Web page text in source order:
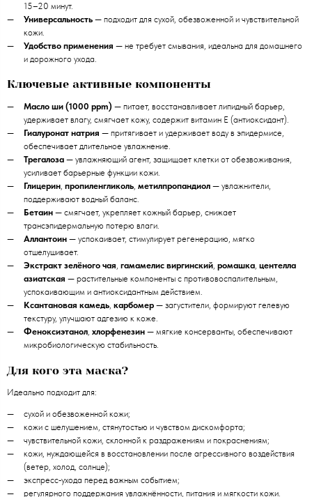
15–20 минут.
Универсальность — подходит для сухой, обезвоженной и чувствительной
кожи.
Удобство применения — не требует смывания, идеальна для домашнего
и дорожного ухода.
Ключевые активные компоненты
Масло ши (1000 ppm) — питает, восстанавливает липидный барьер,
удерживает влагу, смягчает кожу, содержит витамин E (антиоксидант).
Гиалуронат натрия — притягивает и удерживает воду в эпидермисе,
обеспечивает длительное увлажнение.
Трегалоза — увлажняющий агент, защищает клетки от обезвоживания,
усиливает барьерные функции кожи.
Глицерин, пропиленгликоль, метилпропандиол — увлажнители,
поддерживают водный баланс.
Бетаин — смягчает, укрепляет кожный барьер, снижает
трансэпидермальную потерю влаги.
Аллантоин — успокаивает, стимулирует регенерацию, мягко
отшелушивает.
Экстракт зелёного чая, гамамелис виргинский, ромашка, центелла
азиатская — растительные компоненты с противовоспалительным,
успокаивающим и антиоксидантным действием.
Ксантановая камедь, карбомер — загустители, формируют гелевую
текстуру, улучшают адгезию к коже.
Феноксиэтанол, хлорфенезин — мягкие консерванты, обеспечивают
микробиологическую стабильность.
Для кого эта маска?
Идеально подходит для:
сухой и обезвоженной кожи;
кожи с шелушением, стянутостью и чувством дискомфорта;
чувствительной кожи, склонной к раздражениям и покраснениям;
кожи, нуждающейся в восстановлении после агрессивного воздействия
(ветер, холод, солнце);
экспресс‑ухода перед важным событием;
регулярного поддержания увлажнённости, питания и мягкости кожи.